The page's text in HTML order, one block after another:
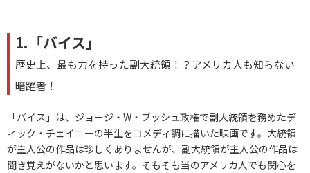
1.「バイス」
歴史上、最も力を持った副大統領！？アメリカ人も知らない
暗躍者！
「バイス」は、ジョージ・W・ブッシュ政権で副大統領を務めたデ
ィック・チェイニーの半生をコメディ調に描いた映画です。大統領
が主人公の作品は珍しくありませんが、副大統領が主人公の作品は
聞き覚えがないかと思います。そもそも当のアメリカ人でも関心を